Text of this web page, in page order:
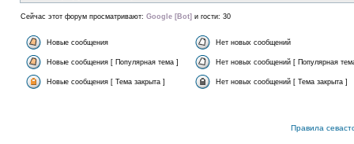
Сейчас этот форум просматривают: Google [Bot] и гости: 30
Новые сообщения Нет новых сообщений
Новые сообщения [ Популярная тема ] Нет новых сообщений [ Популярная
Новые сообщения [ Тема закрыта ] Нет новых сообщений [ Тема закрыта ]
Правила